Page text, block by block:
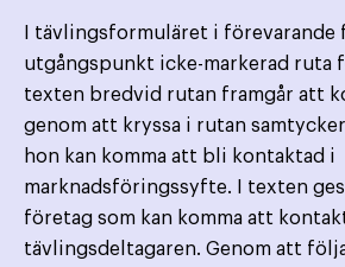
I tävlingsformuläret i förevarande
utgångspunkt icke-markerad ruta
texten bredvid rutan framgår att
genom att kryssa i rutan
hon kan komma att bli kontaktad i
marknadsföringssyfte. I texten
företag som kan komma att
tävlingsdeltagaren. Genom att